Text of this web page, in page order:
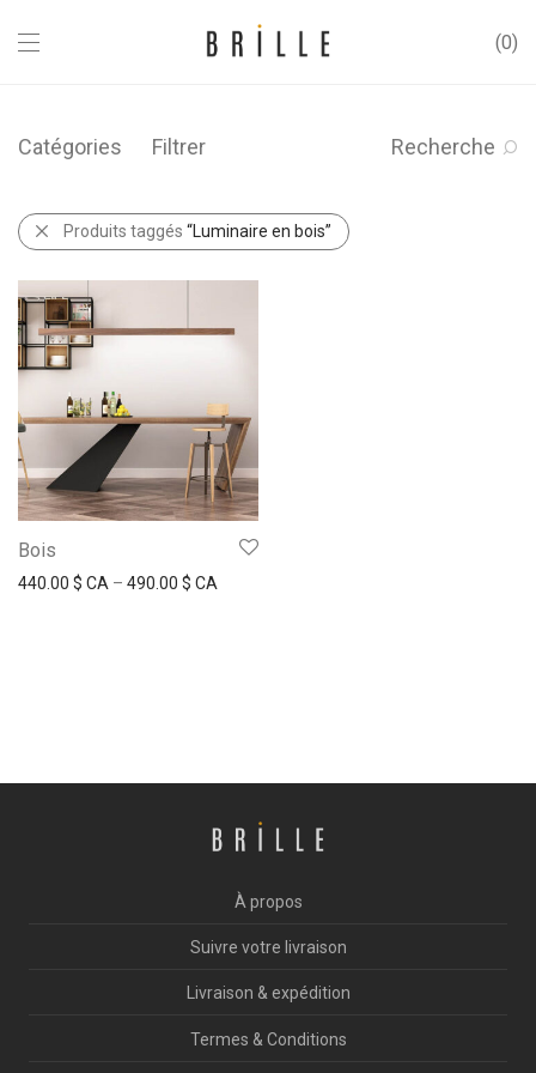
0
Catégories Filtrer Recherche
Produits taggés “Luminaire en bois”
Bois
440.00 $ CA – 490.00 $ CA
À propos
Suivre votre livraison
Livraison & expédition
Termes & Conditions